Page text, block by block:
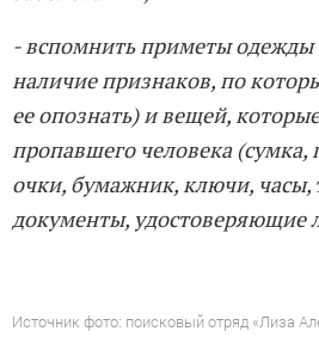
- вспомнить приметы одежды
наличие признаков, по
ее опознать) и вещей,
пропавшего человека (сумка,
очки, бумажник, ключи, часы,
документы, удостоверяющие
Источник фото: поисковый отряд «Лиза